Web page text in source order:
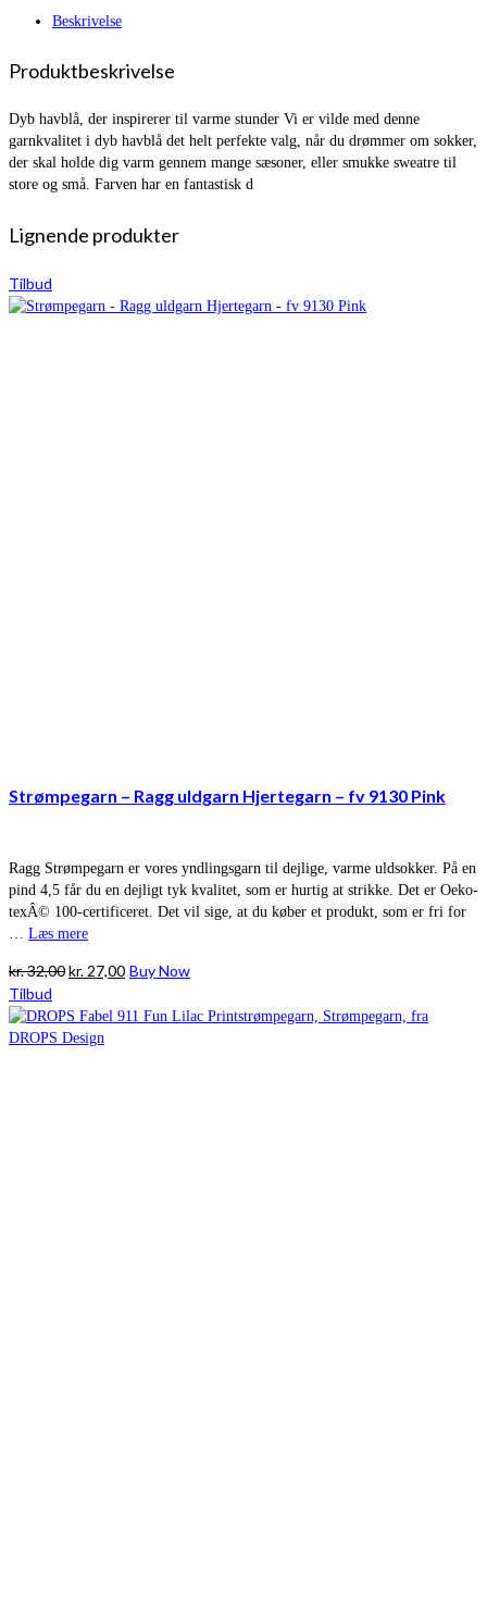
Beskrivelse
Produktbeskrivelse
Dyb havblå, der inspirerer til varme stunder Vi er vilde med denne
garnkvalitet i dyb havblå det helt perfekte valg, når du drømmer om sokker,
der skal holde dig varm gennem mange sæsoner, eller smukke sweatre til
store og små. Farven har en fantastisk d
Lignende produkter
Tilbud
Strømpegarn – Ragg uldgarn Hjertegarn – fv 9130 Pink
Ragg Strømpegarn er vores yndlingsgarn til dejlige, varme uldsokker. På en
pind 4,5 får du en dejligt tyk kvalitet, som er hurtig at strikke. Det er Oeko-
texÂ© 100-certificeret. Det vil sige, at du køber et produkt, som er fri for
… Læs mere
kr.32,00Den
pris
var:
kr. 27,00Den
pris
Buy Now
Tilbud